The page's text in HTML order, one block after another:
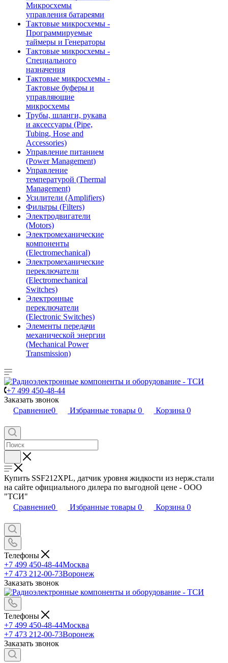
Микросхемы
управления батареями
Тактовые микросхемы -
Программируемые
таймеры и Генераторы
Тактовые микросхемы -
Специального
назначения
Тактовые микросхемы -
Тактовые буферы и
управляющие
микросхемы
Трубы, шланги, рукава
и аксессуары (Pipe,
Tubing, Hose and
Accessories)
Управление питанием
(Power Management)
Управление
температурой (Thermal
Management)
Усилители (Amplifiers)
Фильтры (Filters)
Электродвигатели
(Motors)
Электромеханические
компоненты
(Electromechanical)
Электромеханические
переключатели
(Electromechanical
Switches)
Электронные
переключатели
(Electronic Switches)
Элементы передачи
механической энергии
(Mechanical Power
Transmission)
+7 499 450-48-44
Заказать звонок
Сравнение0 Избранные товары 0 Корзина 0
Купить SSF212XPL, датчик уровня жидкости из нерж.стали
на сайте официального дилера по выгодной цене - ООО
"ТСИ"
Сравнение0 Избранные товары 0 Корзина 0
Телефоны
+7 499 450-48-44Москва
+7 473 212-00-73Воронеж
Заказать звонок
Телефоны
+7 499 450-48-44Москва
+7 473 212-00-73Воронеж
Заказать звонок